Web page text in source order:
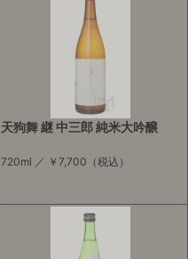
天狗舞 継 中三郎 純米大吟醸
720ml ／ ￥7,700 （税込）